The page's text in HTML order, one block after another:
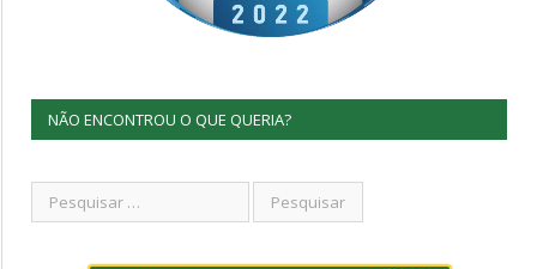
NÃO ENCONTROU O QUE QUERIA?